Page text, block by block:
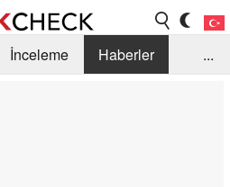
İnceleme
Haberler
...